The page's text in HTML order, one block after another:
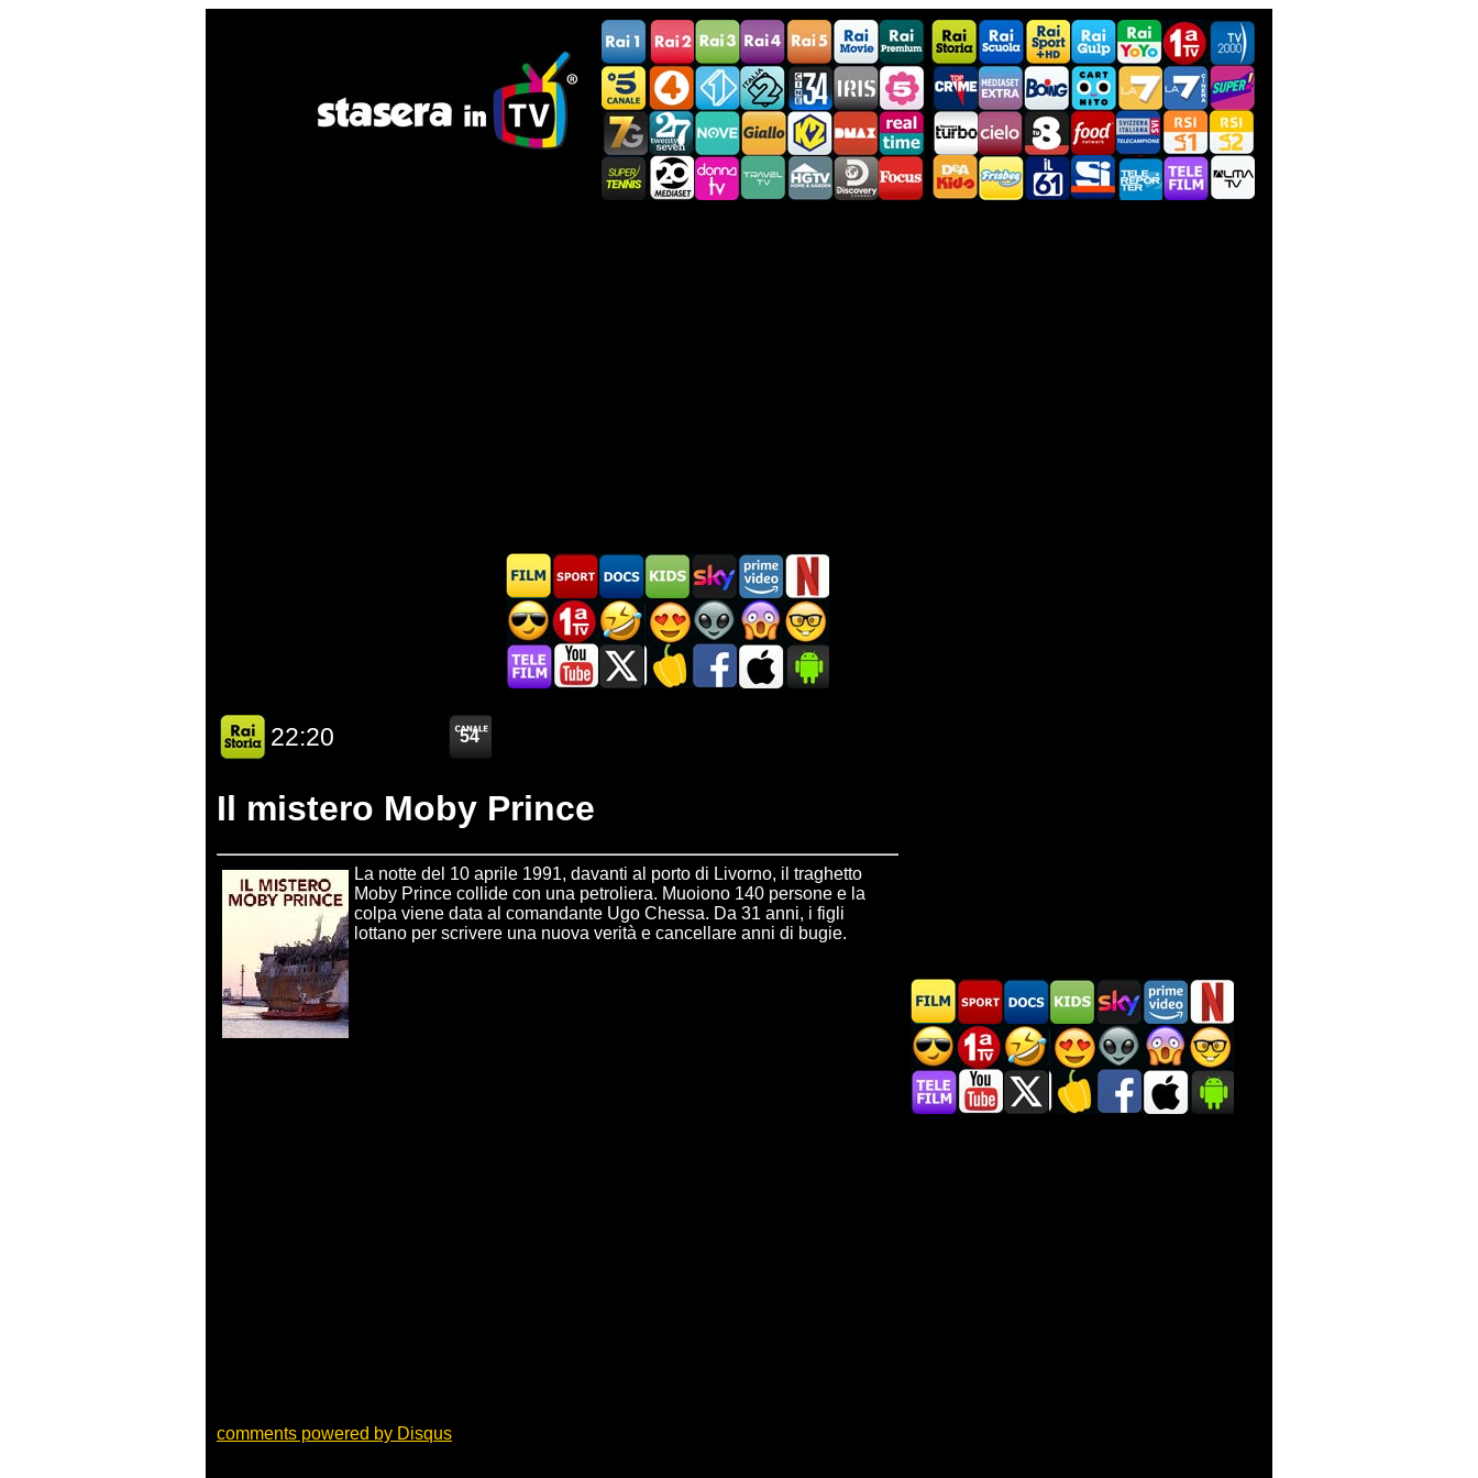
Il mistero Moby Prince
La notte del 10 aprile 1991, davanti al porto di Livorno, il traghetto
Moby Prince collide con una petroliera. Muoiono 140 persone e la
colpa viene data al comandante Ugo Chessa. Da 31 anni, i figli
lottano per scrivere una nuova verità e cancellare anni di bugie.
comments powered by Disqus